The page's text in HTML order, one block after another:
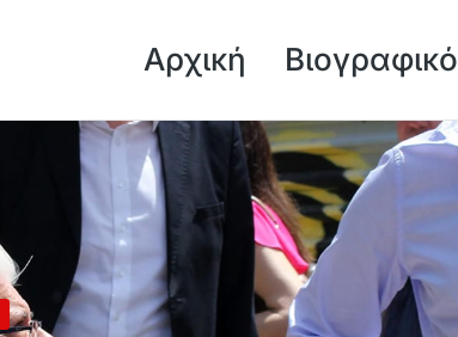
Αρχική Βιογραφικό